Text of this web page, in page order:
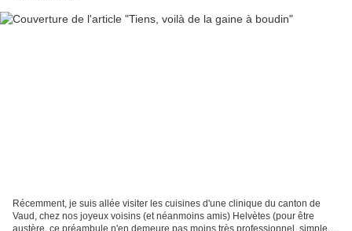
Récemment, je suis allée visiter les cuisines d'une clinique du canton de
Vaud, chez nos joyeux voisins (et néanmoins amis) Helvètes (pour être
austère, ce préambule n'en demeure pas moins très professionnel, simple,